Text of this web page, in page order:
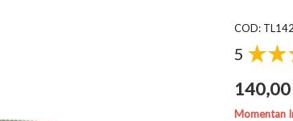
COD:
5
140,00
Momentan